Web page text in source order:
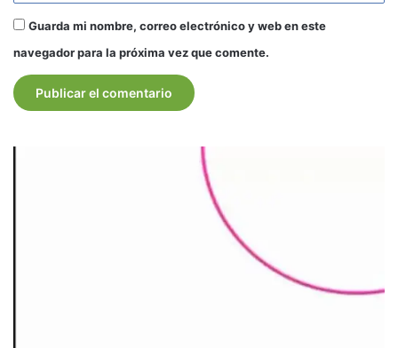
Guarda mi nombre, correo electrónico y web en este
navegador para la próxima vez que comente.